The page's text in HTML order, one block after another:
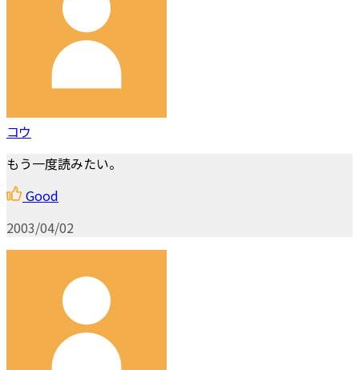
コウ
もう一度読みたい。
Good
2003/04/02